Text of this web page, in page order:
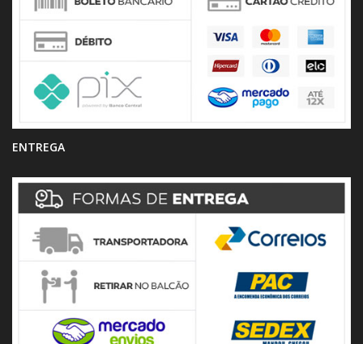
ENTREGA